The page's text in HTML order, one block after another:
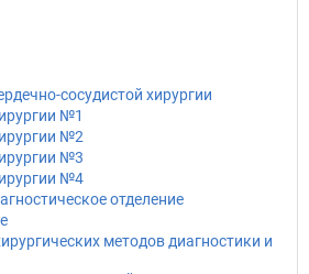
сосудистой хирургии
№1
№2
№3
№4
отделение
методов диагностики и